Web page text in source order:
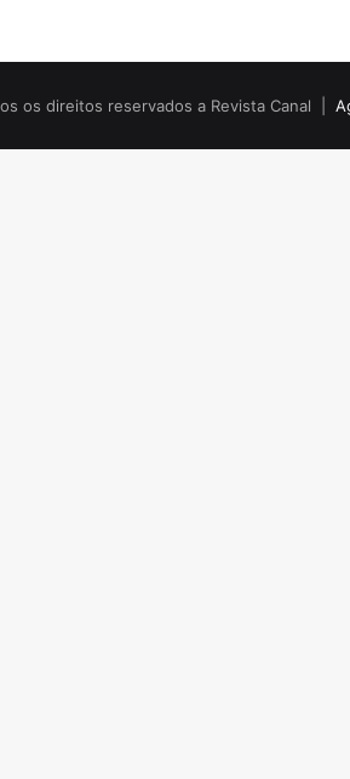
os direitos reservados a Revista Canal |